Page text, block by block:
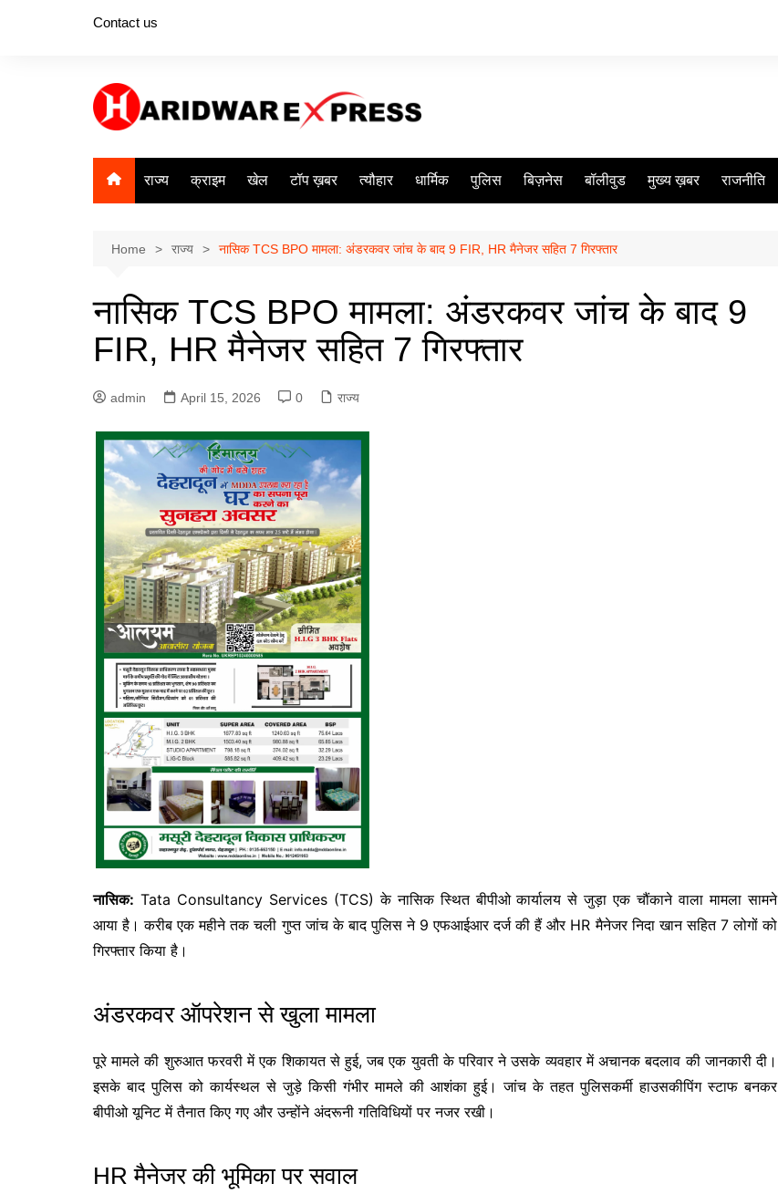
Contact us
राज्य क्राइम खेल टॉप ख़बर त्यौहार धार्मिक पुलिस बिज़नेस बॉलीवुड मुख्य ख़बर राजनीति
Home राज्य नासिक TCS BPO मामला: अंडरकवर जांच के बाद 9 FIR, HR मैनेजर सहित 7 गिरफ्तार
नासिक TCS BPO मामला: अंडरकवर जांच के बाद 9
FIR, HR मैनेजर सहित 7 गिरफ्तार
admin April 15, 2026 0 राज्य
नासिक: Tata Consultancy Services(TCS) के नासिक स्थित बीपीओ कार्यालय से जुड़ा एक चौंकाने वाला मामला सामने
आया है। करीब एक महीने तक चली गुप्त जांच के बाद पुलिस ने 9 एफआईआर दर्ज की हैं और HR मैनेजर निदा खान सहित 7 लोगों को
गिरफ्तार किया है।
अंडरकवर ऑपरेशन से खुला मामला
पूरे मामले की शुरुआत फरवरी में एक शिकायत से हुई, जब एक युवती के परिवार ने उसके व्यवहार में अचानक बदलाव की जानकारी दी।
इसके बाद पुलिस को कार्यस्थल से जुड़े किसी गंभीर मामले की आशंका हुई। जांच के तहत पुलिसकर्मी हाउसकीपिंग स्टाफ बनकर
बीपीओ यूनिट में तैनात किए गए और उन्होंने अंदरूनी गतिविधियों पर नजर रखी।
HR मैनेजर की भूमिका पर सवाल